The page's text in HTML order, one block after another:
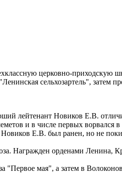
церковно-приходскую
сельхозартель", затем
лейтенант Новиков Е.В.
и в числе первых ворвался
Е.В. был ранен, но не
Награжден орденами Ленина,
"Первое мая", а затем в